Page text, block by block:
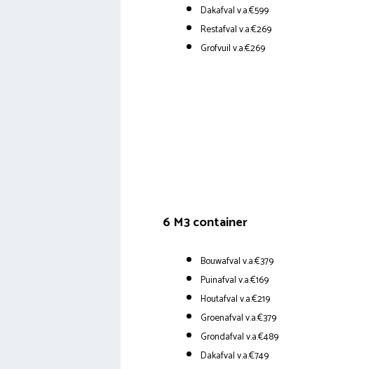
Dakafval v.a.€599
Restafval v.a.€269
Grofvuil v.a.€269
6 M3 container
Bouwafval v.a.€379
Puinafval v.a.€169
Houtafval v.a.€219
Groenafval v.a.€379
Grondafval v.a.€489
Dakafval v.a.€749